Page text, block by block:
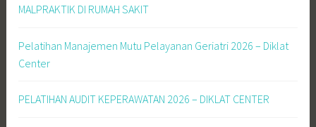
MALPRAKTIK DI RUMAH SAKIT
Pelatihan Manajemen Mutu Pelayanan Geriatri 2026 – Diklat
Center
PELATIHAN AUDIT KEPERAWATAN 2026 – DIKLAT CENTER